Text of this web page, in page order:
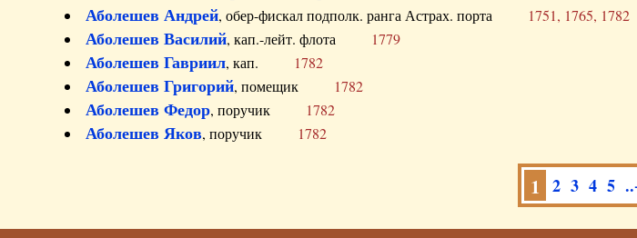
Аболешев Андрей, обер-фискал подполк. ранга Астрах. порта 1751, 1765, 1782
Аболешев Василий, кап.-лейт. флота 1779
Аболешев Гавриил, кап. 1782
Аболешев Григорий, помещик 1782
Аболешев Федор, поручик 1782
Аболешев Яков, поручик 1782
1 2 3 4 5